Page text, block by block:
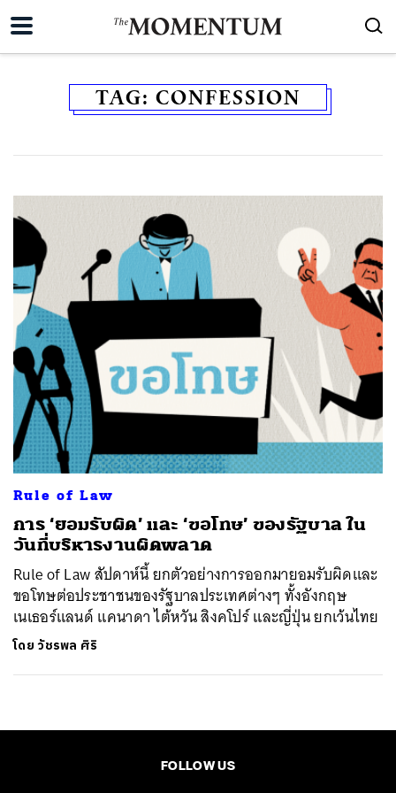
TAG: CONFESSION
Rule of Law
การ ‘ยอมรับผิด’ และ ‘ขอโทษ’ ของรัฐบาล ใน
วันที่บริหารงานผิดพลาด
Rule of Law สัปดาห์นี้ ยกตัวอย่างการออกมายอมรับผิดและ
ขอโทษต่อประชาชนของรัฐบาลประเทศต่างๆ ทั้งอังกฤษ
เนเธอร์แลนด์ แคนาดา ไต้หวัน สิงคโปร์ และญี่ปุ่น ยกเว้นไทย
โดยวัชรพล ศิริ
FOLLOW US
ค้นหา
SHARE TWEET LINE EMAIL